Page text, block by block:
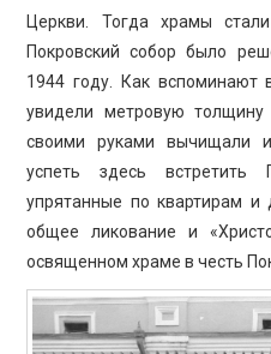
Церкви. Тогда храмы
Покровский собор было
1944 году. Как вспоминают
увидели метровую
своими руками вычищали
успеть здесь встретить
упрятанные по квартирам
общее ликование и
освященном храме в честь